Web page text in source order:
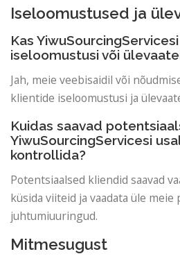
Iseloomustused ja
Kas
iseloomustusi või
Jah, meie veebisaidil või
klientide iseloomustusi ja
Kuidas saavad
YiwuSourcingServicesi
kontrollida?
Potentsiaalsed kliendid saavad
küsida viiteid ja vaadata üle meie
juhtumiuuringud.
Mitmesugust